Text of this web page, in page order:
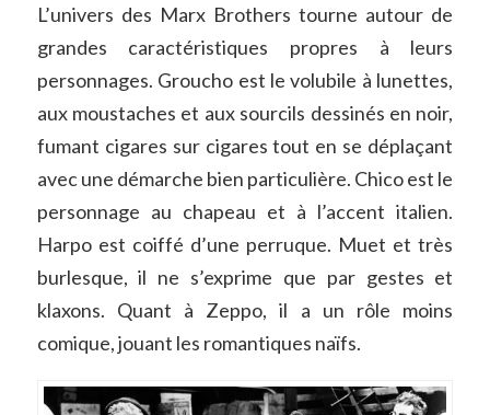
L’univers des Marx Brothers tourne autour de
grandes caractéristiques propres à leurs
personnages. Groucho est le volubile à lunettes,
aux moustaches et aux sourcils dessinés en noir,
fumant cigares sur cigares tout en se déplaçant
avec une démarche bien particulière. Chico est le
personnage au chapeau et à l’accent italien.
Harpo est coiffé d’une perruque. Muet et très
burlesque, il ne s’exprime que par gestes et
klaxons. Quant à Zeppo, il a un rôle moins
comique, jouant les romantiques naïfs.